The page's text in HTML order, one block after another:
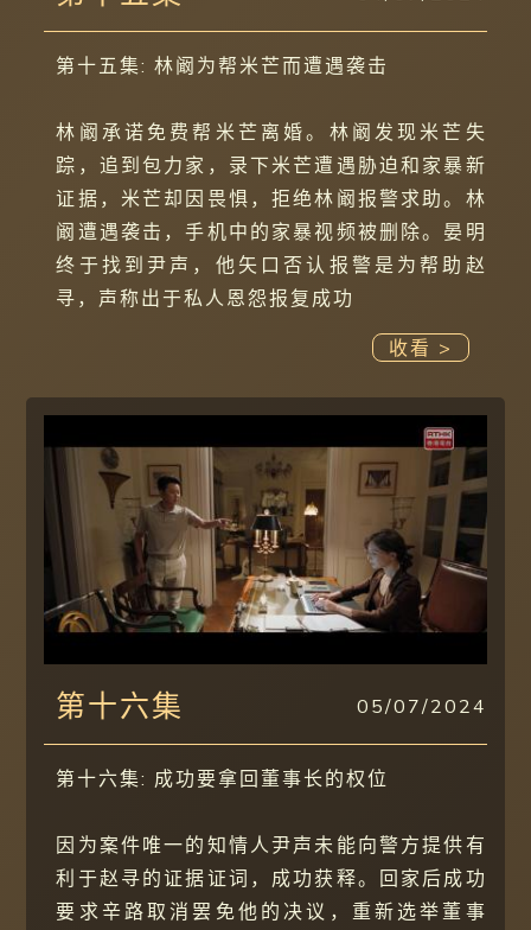
第十五集: 林阚为帮米芒而遭遇袭击
林阚承诺免费帮米芒离婚。林阚发现米芒失
踪，追到包力家，录下米芒遭遇胁迫和家暴新
证据，米芒却因畏惧，拒绝林阚报警求助。林
阚遭遇袭击，手机中的家暴视频被删除。晏明
终于找到尹声，他矢口否认报警是为帮助赵
寻，声称出于私人恩怨报复成功
收看 >
第十六集 05/07/2024
第十六集: 成功要拿回董事长的权位
因为案件唯一的知情人尹声未能向警方提供有
利于赵寻的证据证词，成功获释。回家后成功
要求辛路取消罢免他的决议，重新选举董事